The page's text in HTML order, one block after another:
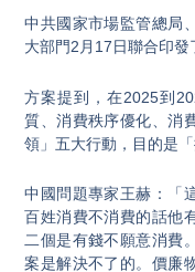
中共國家市場監管總局
大部門2月17日聯合印發
方案提到，在2025到
質、消費秩序優化、消
領」五大行動，目的是
中國問題專家王赫：「
百姓消費不消費的話他
二個是有錢不願意消費
案是解決不了的。價廉